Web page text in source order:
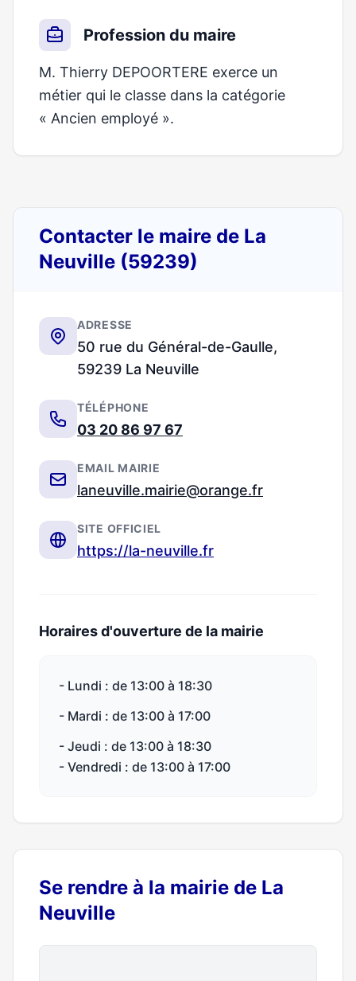
Profession du maire
M. Thierry DEPOORTERE exerce un
métier qui le classe dans la catégorie
« Ancien employé ».
Contacter le maire de La
Neuville (59239)
ADRESSE
50 rue du Général-de-Gaulle,
59239 La Neuville
TÉLÉPHONE
03 20 86 97 67
EMAIL MAIRIE
laneuville.mairie@orange.fr
SITE OFFICIEL
https://la-neuville.fr
Horaires d'ouverture de la mairie
- Lundi : de 13:00 à 18:30
- Mardi : de 13:00 à 17:00
- Jeudi : de 13:00 à 18:30
- Vendredi : de 13:00 à 17:00
Se rendre à la mairie de La
Neuville